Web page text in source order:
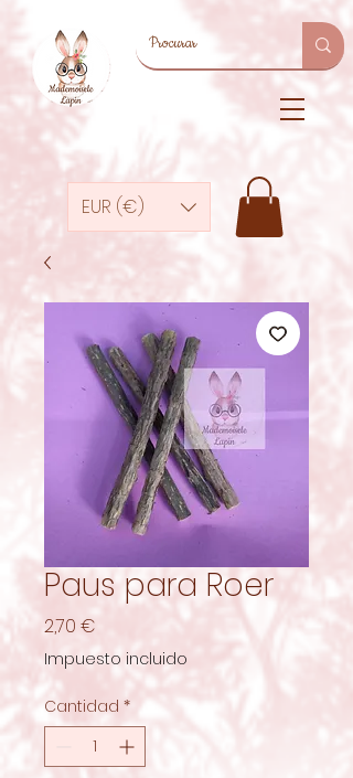
EUR (€)
Paus para Roer
2,70 €
Impuesto incluido
Cantidad *